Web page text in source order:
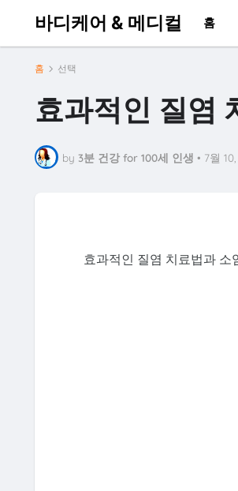
바디케어 & 메디컬 홈
홈 선택
효과적인 질염
by 3분 건강 for 100세 인생 • 7월
효과적인 질염 치료법과 소